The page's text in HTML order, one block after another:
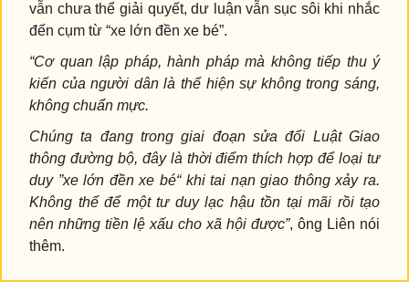
vẫn chưa thể giải quyết, dư luận vẫn sục sôi khi nhắc
đến cụm từ “xe lớn đền xe bé”.
“Cơ quan lập pháp, hành pháp mà không tiếp thu ý
kiến của người dân là thể hiện sự không trong sáng,
không chuẩn mực.
Chúng ta đang trong giai đoạn sửa đổi Luật Giao
thông đường bộ, đây là thời điểm thích hợp để loại tư
duy ”xe lớn đền xe bé“ khi tai nạn giao thông xảy ra.
Không thể để một tư duy lạc hậu tồn tại mãi rồi tạo
nên những tiền lệ xấu cho xã hội được”, ông Liên nói
thêm.